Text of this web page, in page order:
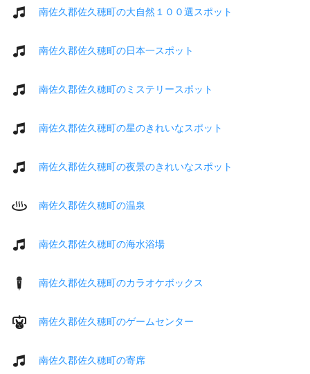
南佐久郡佐久穂町の大自然１００選スポット
南佐久郡佐久穂町の日本一スポット
南佐久郡佐久穂町のミステリースポット
南佐久郡佐久穂町の星のきれいなスポット
南佐久郡佐久穂町の夜景のきれいなスポット
南佐久郡佐久穂町の温泉
南佐久郡佐久穂町の海水浴場
南佐久郡佐久穂町のカラオケボックス
南佐久郡佐久穂町のゲームセンター
南佐久郡佐久穂町の寄席